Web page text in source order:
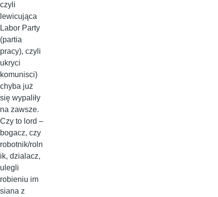
czyli
lewicująca
Labor Party
(partia
pracy), czyli
ukryci
komunisci)
chyba już
się wypaliły
na zawsze.
Czy to lord –
bogacz, czy
robotnik/roln
ik, dzialacz,
ulegli
robieniu im
siana z